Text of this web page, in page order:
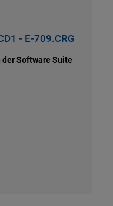
- E-709.CRG
Software Suite